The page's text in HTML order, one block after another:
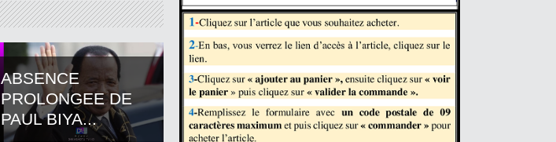
ABSENCE
PROLONGEE DE
PAUL BIYA...